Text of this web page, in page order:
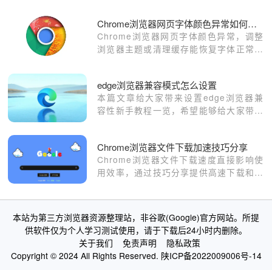
Chrome浏览器网页字体颜色异常如何调整
Chrome浏览器网页字体颜色异常，调整
浏览器主题或清理缓存能恢复字体正常显
edge浏览器兼容模式怎么设置
本篇文章给大家带来设置edge浏览器兼
容性新手教程一览，希望能够给大家带来
Chrome浏览器文件下载加速技巧分享
Chrome浏览器文件下载速度直接影响使
用效率，通过技巧分享提供高速下载和文
本站为第三方浏览器资源整理站，非谷歌(Google)官方网站。所提
供软件仅为个人学习测试使用，请于下载后24小时内删除。
关于我们
免责声明
隐私政策
Copyright © 2024 All Rights Reserved. 陕ICP备2022009006号-14